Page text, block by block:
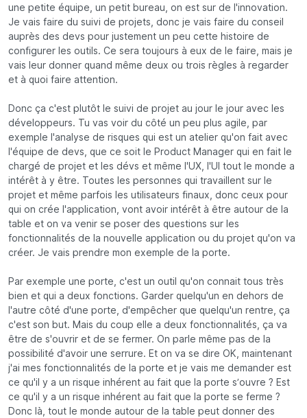
une petite équipe, un petit bureau, on est sur de l'innovation.
Je vais faire du suivi de projets, donc je vais faire du conseil
auprès des devs pour justement un peu cette histoire de
configurer les outils. Ce sera toujours à eux de le faire, mais je
vais leur donner quand même deux ou trois règles à regarder
et à quoi faire attention.
Donc ça c'est plutôt le suivi de projet au jour le jour avec les
développeurs. Tu vas voir du côté un peu plus agile, par
exemple l'analyse de risques qui est un atelier qu'on fait avec
l'équipe de devs, que ce soit le Product Manager qui en fait le
chargé de projet et les dévs et même l'UX, l'UI tout le monde a
intérêt à y être. Toutes les personnes qui travaillent sur le
projet et même parfois les utilisateurs finaux, donc ceux pour
qui on crée l'application, vont avoir intérêt à être autour de la
table et on va venir se poser des questions sur les
fonctionnalités de la nouvelle application ou du projet qu'on va
créer. Je vais prendre mon exemple de la porte.
Par exemple une porte, c'est un outil qu'on connait tous très
bien et qui a deux fonctions. Garder quelqu'un en dehors de
l'autre côté d'une porte, d'empêcher que quelqu'un rentre, ça
c'est son but. Mais du coup elle a deux fonctionnalités, ça va
être de s'ouvrir et de se fermer. On parle même pas de la
possibilité d'avoir une serrure. Et on va se dire OK, maintenant
j'ai mes fonctionnalités de la porte et je vais me demander est
ce qu'il y a un risque inhérent au fait que la porte s’ouvre ? Est
ce qu'il y a un risque inhérent au fait que la porte se ferme ?
Donc là, tout le monde autour de la table peut donner des